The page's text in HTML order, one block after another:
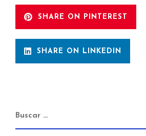
SHARE ON PINTEREST
SHARE ON LINKEDIN